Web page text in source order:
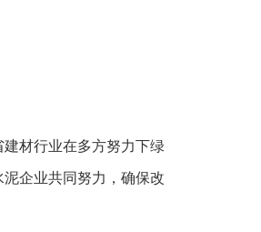
材行业在多方努力下绿
企业共同努力，确保改